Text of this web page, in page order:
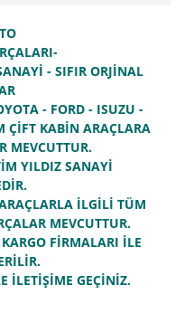
- SIFIR ORJİNAL
- FORD - ISUZU -
ÇİFT KABİN ARAÇLARA
MEVCUTTUR.
YILDIZ SANAYİ
İLGİLİ TÜM
MEVCUTTUR.
FİRMALARI İLE
İLETİŞİME GEÇİNİZ.